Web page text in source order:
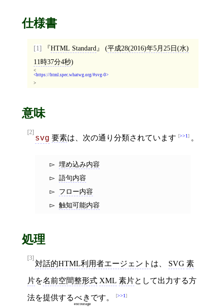
仕様書
[1] HTML Standard (平成28(2016)年5月25日(水)
11時37分4秒)
<
https://html.spec.whatwg.org/#svg-0
>
意味
[2]
svg 要素は、次の通り分類されています >>1 。
埋め込み内容
語句内容
フロー内容
触知可能内容
処理
[3]
対話的HTML利用者エージェント は、 SVG 素
片を名前空間整形式 XML 素片として出力する方
法を提供するべき
encourage
です。 >>1